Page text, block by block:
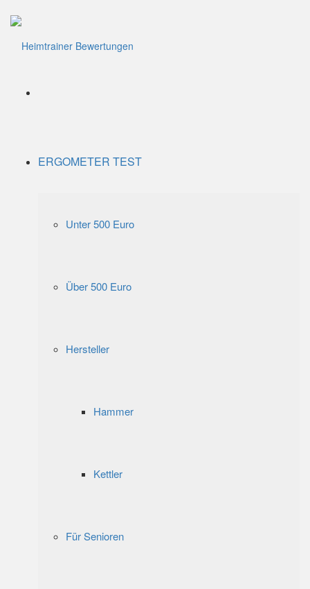
ERGOMETER TEST
Unter 500 Euro
Über 500 Euro
Hersteller
Hammer
Kettler
Für Senioren